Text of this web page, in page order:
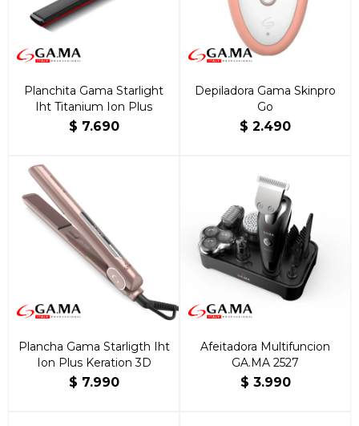
Planchita Gama Starlight
Iht Titanium Ion Plus
$ 7.690
Depiladora Gama Skinpro
Go
$ 2.490
Plancha Gama Starligth Iht
Ion Plus Keration 3D
$ 7.990
Afeitadora Multifuncion
GA.MA 2527
$ 3.990